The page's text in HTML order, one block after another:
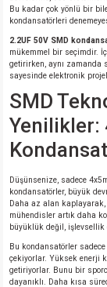
Bu kadar çok yönlü bir
kondansatörleri
2.2UF 50V SMD
mükemmel bir seçimdir.
getirirken, aynı zamanda
sayesinde elektronik
SMD
Yenilikler:
Düşünsenize, sadece
kondansatörler, büyük
Daha az alan
mühendisler artık daha
büyüklük değil, işlevsellik
Bu kondansatörler
çekiyorlar. Yüksek enerji
getiriyorlar. Bunu bir
dayanıklı. Daha kısa